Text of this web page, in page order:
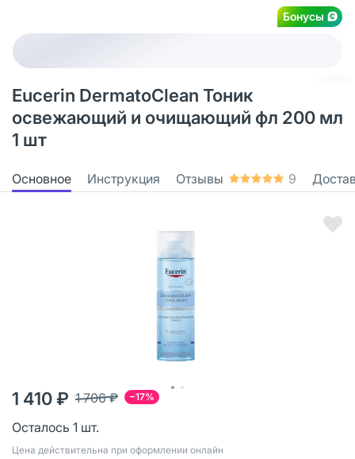
Бонусы
Eucerin DermatoClean Тоник
освежающий и очищающий фл 200 мл
1 шт
Основное Инструкция Отзывы 9
−17%
1 706 ₽
1 410 ₽
Осталось 1 шт.
Цена действительна при оформлении онлайн